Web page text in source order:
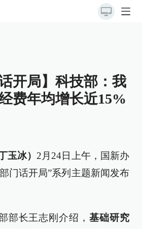
开局】科技部：我
费年均增长近15%
玉冰） 2月24日上午，国新办
门话开局”系列主题新闻发布
部长王志刚介绍，基础研究